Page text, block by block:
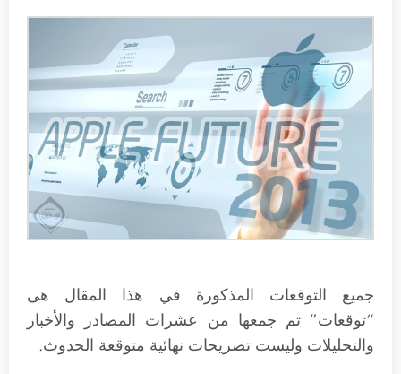
جميع التوقعات المذكورة في هذا المقال هى
“توقعات” تم جمعها من عشرات المصادر والأخبار
والتحليلات وليست تصريحات نهائية متوقعة الحدوث.